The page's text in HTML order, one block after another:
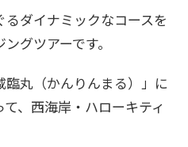
ダイナミックなコースを
グツアーです。
丸（かんりんまる）」に
、西海岸・ハローキティ